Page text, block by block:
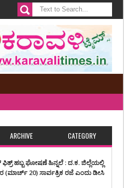
ARCHIVE CATEGORY
ಹಬ್ಬ ಘೋಷಣೆ ಹಿನ್ನಲೆ : ದ.ಕ. ಜಿಲ್ಲೆಯಲ್ಲಿ
(ಮಾರ್ಚ್ 20) ಸಾರ್ವತ್ರಿಕ ರಜೆ ಎಂದು ಡೀಸಿ